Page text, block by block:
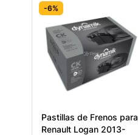
-6%
Pastillas de Frenos para
Renault Logan 2013-